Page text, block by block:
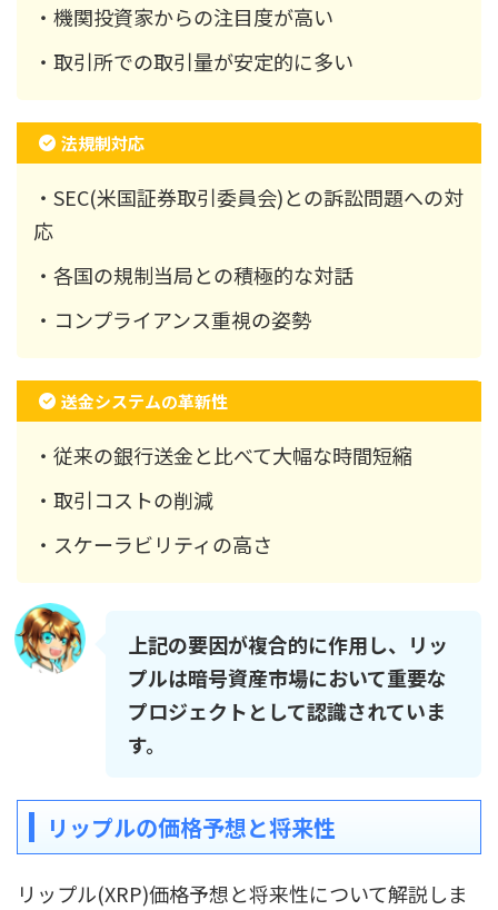
・機関投資家からの注目度が高い
・取引所での取引量が安定的に多い
法規制対応
・SEC(米国証券取引委員会)との訴訟問題への対
応
・各国の規制当局との積極的な対話
・コンプライアンス重視の姿勢
送金システムの革新性
・従来の銀行送金と比べて大幅な時間短縮
・取引コストの削減
・スケーラビリティの高さ
上記の要因が複合的に作用し、リッ
プルは暗号資産市場において重要な
プロジェクトとして認識されていま
す。
リップルの価格予想と将来性
リップル(XRP)価格予想と将来性について解説しま